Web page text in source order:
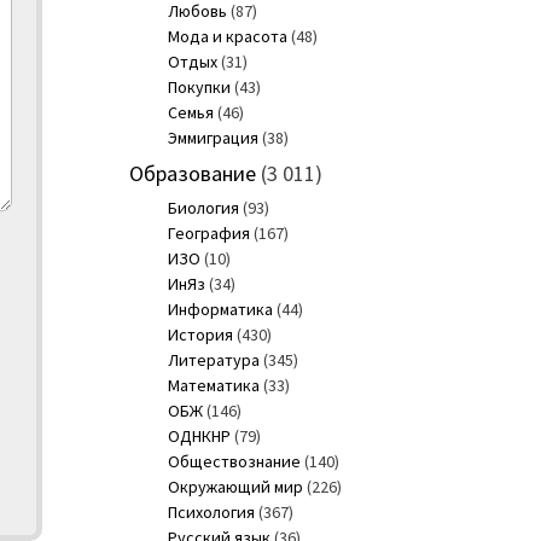
Любовь (87)
Мода и красота (48)
Отдых(31)
Покупки (43)
Семья (46)
Эммиграция (38)
Образование(3 011)
Биология (93)
География (167)
ИЗО (10)
ИнЯз (34)
Информатика (44)
История (430)
Литература (345)
Математика (33)
ОБЖ(146)
ОДНКНР (79)
Обществознание (140)
Окружающий мир (226)
Психология (367)